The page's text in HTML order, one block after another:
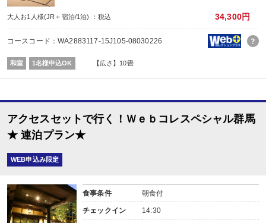
■朝食
内容:
7：30～8：30又は8：00～9：30（※事前指定不可／チェックイン時案内）
大人お1人様(JR＋宿泊/1泊) ：税込 34,300円
コースコード：WA2883117-15J105-08030226
和室 1名様申込OK 【広さ】10畳
アクセスセットで行く！Ｗｅｂコレスペシャル群馬
★ 連泊プラン★
WEB申込み限定
食事条件 朝食付
チェックイン 14:30